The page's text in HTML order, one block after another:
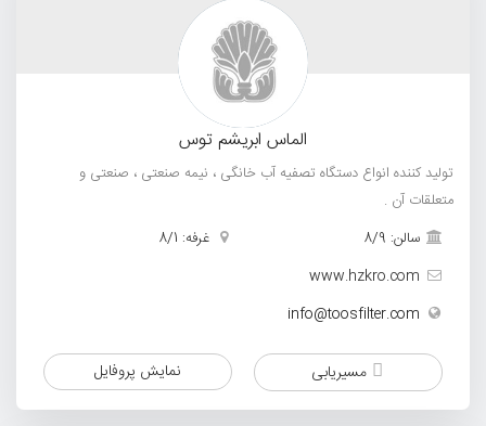
الماس ابریشم توس
تولید کننده انواع دستگاه تصفیه آب خانگی ، نیمه صنعتی ، صنعتی و
متعلقات آن .
سالن: 8/9
غرفه: 8/1
www.hzkro.com
info@toosfilter.com
مسیریابی نمایش پروفایل